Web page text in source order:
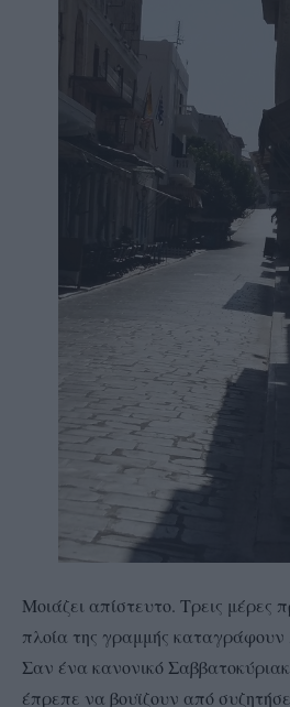
Μοιάζει απίστευτο. Τρεις μέρες
πλοία της γραμμής καταγράφουν
Σαν ένα κανονικό
έπρεπε να βουϊζουν από